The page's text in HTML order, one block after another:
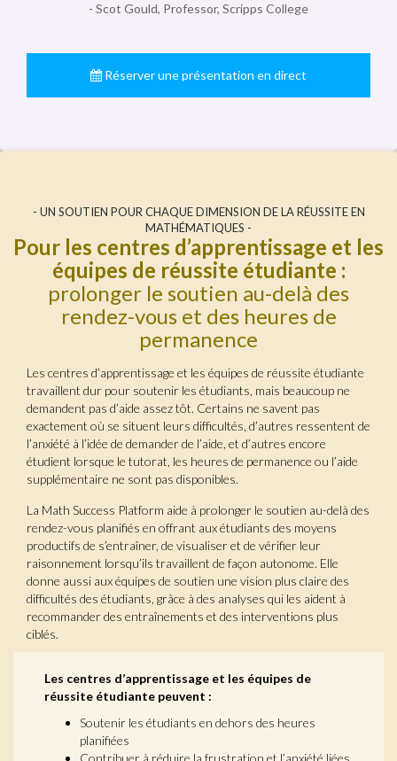
- Scot Gould, Professor, Scripps College
Réserver une présentation en direct
- UN SOUTIEN POUR CHAQUE DIMENSION DE LA RÉUSSITE EN
MATHÉMATIQUES -
Pour les centres d’apprentissage et les
équipes de réussite étudiante :
prolonger le soutien au-delà des
rendez-vous et des heures de
permanence
Les centres d’apprentissage et les équipes de réussite étudiante
travaillent dur pour soutenir les étudiants, mais beaucoup ne
demandent pas d’aide assez tôt. Certains ne savent pas
exactement où se situent leurs difficultés, d’autres ressentent de
l’anxiété à l’idée de demander de l’aide, et d’autres encore
étudient lorsque le tutorat, les heures de permanence ou l’aide
supplémentaire ne sont pas disponibles.
La Math Success Platform aide à prolonger le soutien au-delà des
rendez-vous planifiés en offrant aux étudiants des moyens
productifs de s’entraîner, de visualiser et de vérifier leur
raisonnement lorsqu’ils travaillent de façon autonome. Elle
donne aussi aux équipes de soutien une vision plus claire des
difficultés des étudiants, grâce à des analyses qui les aident à
recommander des entraînements et des interventions plus
ciblés.
Les centres d’apprentissage et les équipes de
réussite étudiante peuvent :
Soutenir les étudiants en dehors des heures
planifiées